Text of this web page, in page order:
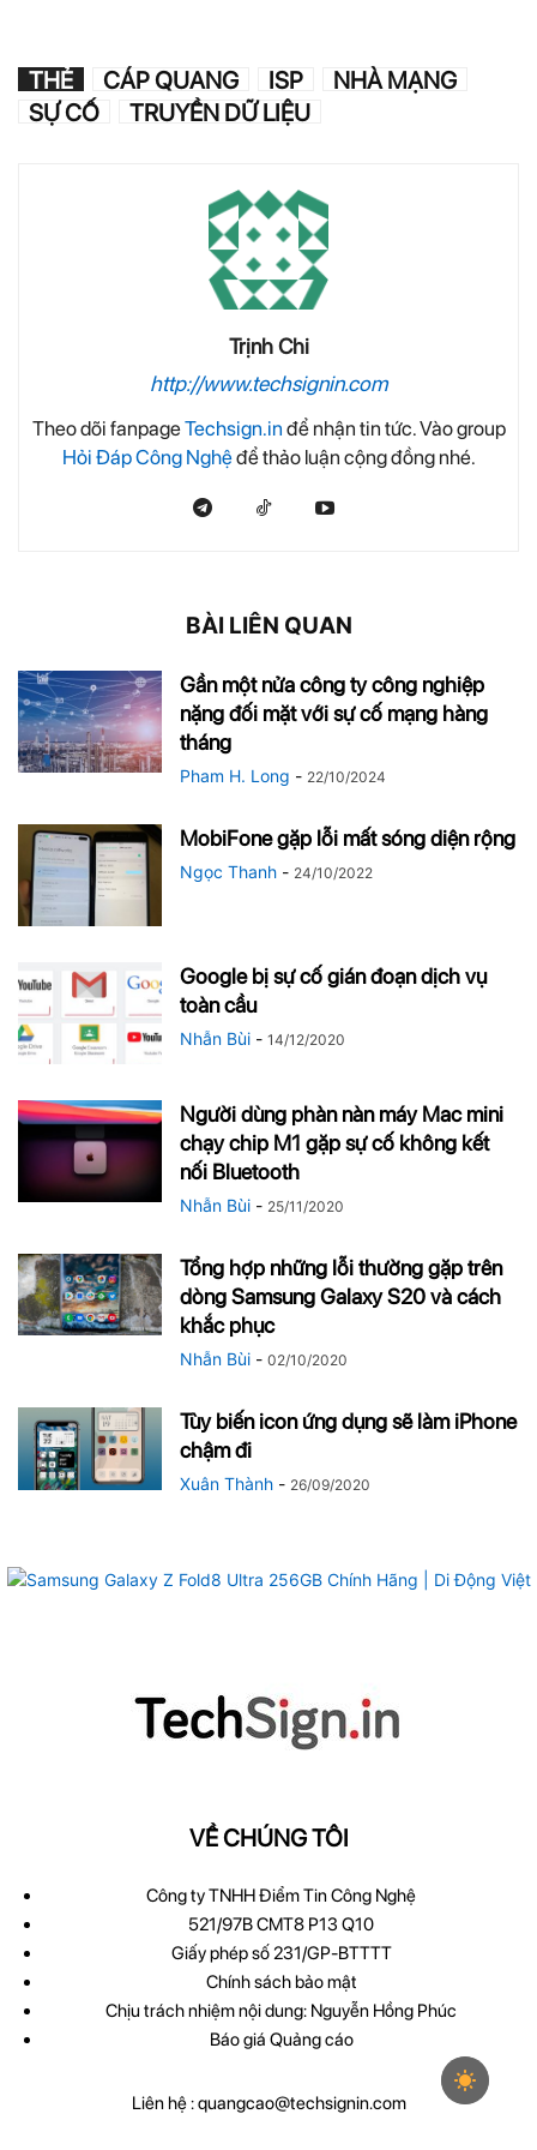
THẺ CÁP QUANG ISP
NHÀ MẠNG
SỰ CỐ
TRUYỀN DỮ LIỆU
Trịnh Chi
http://www.techsignin.com
Theo dõi fanpageTechsign.in để nhận tin tức. Vào group
Hỏi Đáp Công Nghệđể thảo luận cộng đồng nhé.
BÀI LIÊN QUAN
Gần một nửa công ty công nghiệp
nặng đối mặt với sự cố mạng hàng
tháng
Pham H. Long - 22/10/2024
MobiFone gặp lỗi mất sóng diện rộng
Ngọc Thanh - 24/10/2022
Google bị sự cố gián đoạn dịch vụ
toàn cầu
Nhẫn Bùi - 14/12/2020
Người dùng phàn nàn máy Mac mini
chạy chip M1 gặp sự cố không kết
nối Bluetooth
Nhẫn Bùi - 25/11/2020
Tổng hợp những lỗi thường gặp trên
dòng Samsung Galaxy S20 và cách
khắc phục
Nhẫn Bùi - 02/10/2020
Tùy biến icon ứng dụng sẽ làm iPhone
chậm đi
Xuân Thành - 26/09/2020
VỀ CHÚNG TÔI
Công ty TNHH Điểm Tin Công Nghệ
521/97B CMT8 P13 Q10
Giấy phép số 231/GP-BTTTT
Chính sách bảo mật
Chịu trách nhiệm nội dung: Nguyễn Hồng Phúc
Báo giá Quảng cáo
Liên hệ :quangcao@techsignin.com